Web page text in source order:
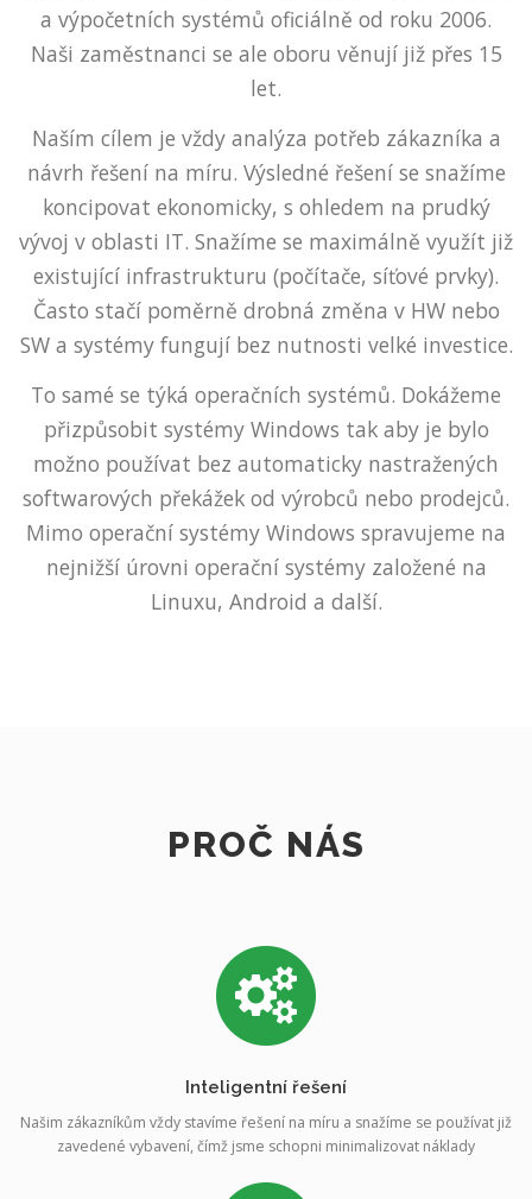
a výpočetních systémů oficiálně od roku 2006.
Naši zaměstnanci se ale oboru věnují již přes 15
let.
Naším cílem je vždy analýza potřeb zákazníka a
návrh řešení na míru. Výsledné řešení se snažíme
koncipovat ekonomicky, s ohledem na prudký
vývoj v oblasti IT. Snažíme se maximálně využít již
existující infrastrukturu (počítače, síťové prvky).
Často stačí poměrně drobná změna v HW nebo
SW a systémy fungují bez nutnosti velké investice.
To samé se týká operačních systémů. Dokážeme
přizpůsobit systémy Windows tak aby je bylo
možno používat bez automaticky nastražených
softwarových překážek od výrobců nebo prodejců.
Mimo operační systémy Windows spravujeme na
nejnižší úrovni operační systémy založené na
Linuxu, Android a další.
PROČ NÁS
Inteligentní řešení
Našim zákazníkům vždy stavíme řešení na míru a snažíme se používat již
zavedené vybavení, čímž jsme schopni minimalizovat náklady